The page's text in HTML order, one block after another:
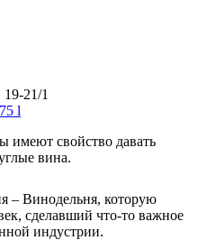
21/1
имеют свойство давать
вина.
– Винодельня, которую
сделавший что-то важное
индустрии.